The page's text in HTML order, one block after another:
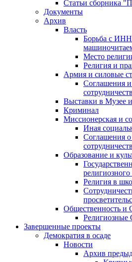
Статьи сборника
Документы
Архив
Власть
Борьба с
Место
Религия и
Армия и силовые
Соглашения и
Выставки в Музее
Криминал
Миссионерская и
Иная
Соглашения
Образование и
Религия в
Общественность
Завершенные проекты
Демократия в осаде
Новости
Архив